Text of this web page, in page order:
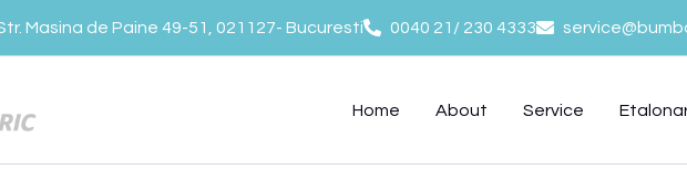
Masina de Paine 49-51, 021127- Bucuresti 0040 21/ 230 4333
Home About Service